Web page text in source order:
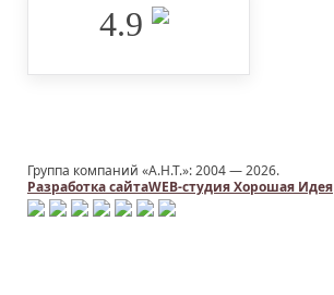
4.9 ‌
Группа компаний «А.Н.Т.»: 2004 —2026.
Разработка сайтаWEB-студия Хорошая Идея
Заказать услугу